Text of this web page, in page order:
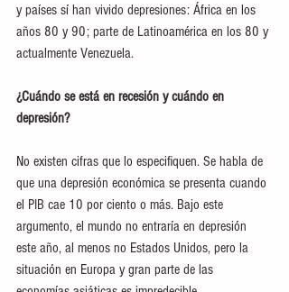
y países sí han vivido depresiones: África en los
años 80 y 90; parte de Latinoamérica en los 80 y
actualmente Venezuela.
¿Cuándo se está en recesión y cuándo en
depresión?
No existen cifras que lo especifiquen. Se habla de
que una depresión económica se presenta cuando
el PIB cae 10 por ciento o más. Bajo este
argumento, el mundo no entraría en depresión
este año, al menos no Estados Unidos, pero la
situación en Europa y gran parte de las